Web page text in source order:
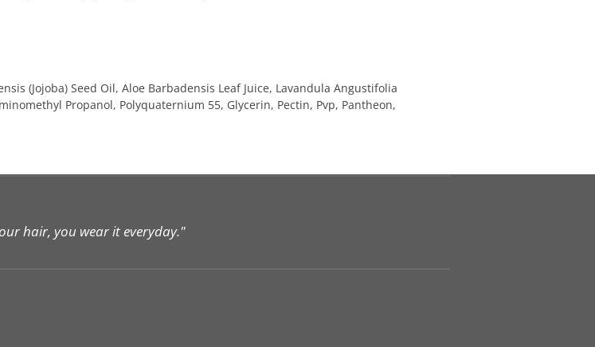
(Jojoba) Seed Oil, Aloe Barbadensis Leaf Juice, Lavandula Angustifolia
Propanol, Polyquaternium 55, Glycerin, Pectin, Pvp, Pantheon,
hair, you wear it everyday."